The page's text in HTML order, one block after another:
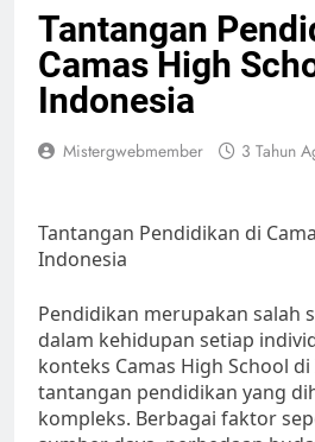
Tantangan
Camas High
Indonesia
Mistergwebmember 3 Tahun
Tantangan Pendidikan di
Indonesia
Pendidikan merupakan salah
dalam kehidupan setiap
konteks Camas High School
tantangan pendidikan yang
kompleks. Berbagai faktor